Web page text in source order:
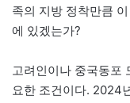
족의 지방 정착만큼
에 있겠는가?
고려인이나 중국동포
요한 조건이다. 2024